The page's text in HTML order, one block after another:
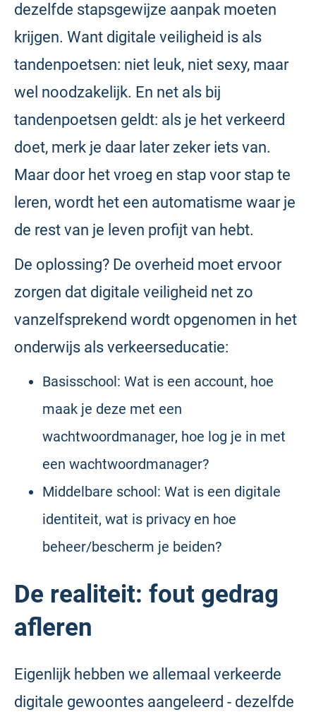
dezelfde stapsgewijze aanpak moeten
krijgen. Want digitale veiligheid is als
tandenpoetsen: niet leuk, niet sexy, maar
wel noodzakelijk. En net als bij
tandenpoetsen geldt: als je het verkeerd
doet, merk je daar later zeker iets van.
Maar door het vroeg en stap voor stap te
leren, wordt het een automatisme waar je
de rest van je leven profijt van hebt.
De oplossing? De overheid moet ervoor
zorgen dat digitale veiligheid net zo
vanzelfsprekend wordt opgenomen in het
onderwijs als verkeerseducatie:
Basisschool: Wat is een account, hoe
maak je deze met een
wachtwoordmanager, hoe log je in met
een wachtwoordmanager?
Middelbare school: Wat is een digitale
identiteit, wat is privacy en hoe
beheer/bescherm je beiden?
De realiteit: fout gedrag
afleren
Eigenlijk hebben we allemaal verkeerde
digitale gewoontes aangeleerd - dezelfde